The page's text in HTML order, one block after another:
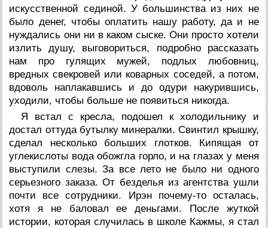
искусственной сединой. У большинства из них не
было денег, чтобы оплатить нашу работу, да и не
нуждались они ни в каком сыске. Они просто хотели
излить душу, выговориться, подробно рассказать
нам про гулящих мужей, подлых любовниц,
вредных свекровей или коварных соседей, а потом,
вдоволь наплакавшись и до одури накурившись,
уходили, чтобы больше не появиться никогда.
Я встал с кресла, подошел к холодильнику и
достал оттуда бутылку минералки. Свинтил крышку,
сделал несколько больших глотков. Кипящая от
углекислоты вода обожгла горло, и на глазах у меня
выступили слезы. За все лето не было ни одного
серьезного заказа. От безделья из агентства ушли
почти все сотрудники. Ирэн почему-то осталась,
хотя я не баловал ее деньгами. После жуткой
истории, которая случилась в школе Кажмы, я стал